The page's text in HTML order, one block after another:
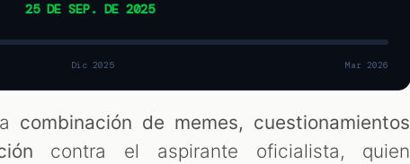
25 DE SEP. DE 2025
Dic 2025 Mar 2026
combinación de memes, cuestionamientos
contra el aspirante oficialista, quien